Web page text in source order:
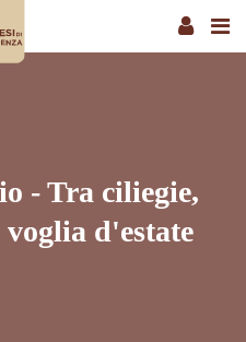
- Tra ciliegie,
d'estate